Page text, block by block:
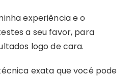
experiência e o
a seu favor, para
logo de cara.
exata que você pode